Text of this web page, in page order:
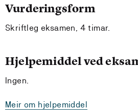
Vurderingsform
Skriftleg eksamen, 4 timar.
Hjelpemiddel ved
Ingen.
Meir om hjelpemiddel